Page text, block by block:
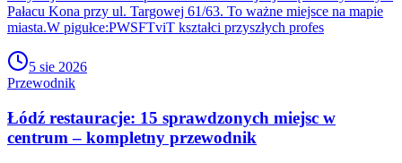
Pałacu Kona przy ul. Targowej 61/63. To ważne miejsce na mapie
miasta.W pigułce:PWSFTviT kształci przyszłych profes
5 sie 2026
Przewodnik
Łódź restauracje: 15 sprawdzonych miejsc w
centrum – kompletny przewodnik